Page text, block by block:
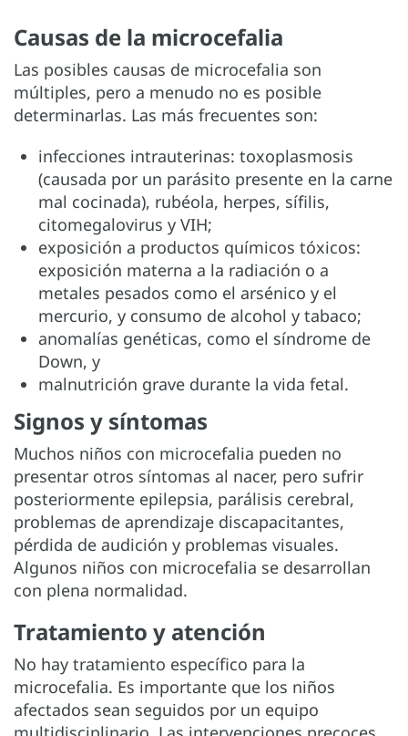
Causas de la microcefalia
Las posibles causas de microcefalia son
múltiples, pero a menudo no es posible
determinarlas. Las más frecuentes son:
infecciones intrauterinas: toxoplasmosis
(causada por un parásito presente en la carne
mal cocinada), rubéola, herpes, sífilis,
citomegalovirus y VIH;
exposición a productos químicos tóxicos:
exposición materna a la radiación o a
metales pesados como el arsénico y el
mercurio, y consumo de alcohol y tabaco;
anomalías genéticas, como el síndrome de
Down, y
malnutrición grave durante la vida fetal.
Signos y síntomas
Muchos niños con microcefalia pueden no
presentar otros síntomas al nacer, pero sufrir
posteriormente epilepsia, parálisis cerebral,
problemas de aprendizaje discapacitantes,
pérdida de audición y problemas visuales.
Algunos niños con microcefalia se desarrollan
con plena normalidad.
Tratamiento y atención
No hay tratamiento específico para la
microcefalia. Es importante que los niños
afectados sean seguidos por un equipo